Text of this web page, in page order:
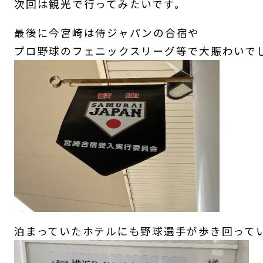
次回は観光で行ってみたいです。
最後に今宮崎は侍ジャパンの合宿や
プロ野球のフェニックスリーグ等で大賑わいで
泊まっていたホテルにも野球選手が歩き回って